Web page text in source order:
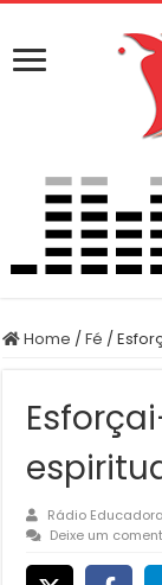
Home /Fé /
Rádio Educadora
Deixe um